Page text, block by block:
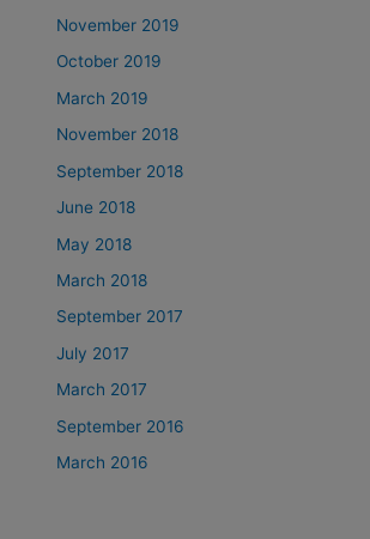
November 2019
October 2019
March 2019
November 2018
September 2018
June 2018
May 2018
March 2018
September 2017
July 2017
March 2017
September 2016
March 2016